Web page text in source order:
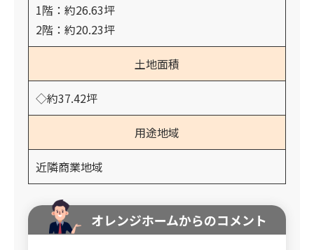
1階：約26.63坪
2階：約20.23坪
土地面積
◇約37.42坪
用途地域
近隣商業地域
オレンジホームからのコメント